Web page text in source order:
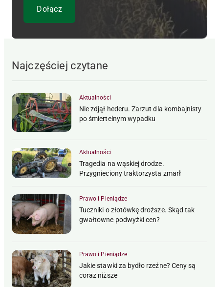
Najczęściej czytane
Aktualności
Nie zdjął hederu. Zarzut dla kombajnisty
po śmiertelnym wypadku
Aktualności
Tragedia na wąskiej drodze.
Przygnieciony traktorzysta zmarł
Prawo i Pieniądze
Tuczniki o złotówkę droższe. Skąd tak
gwałtowne podwyżki cen?
Prawo i Pieniądze
Jakie stawki za bydło rzeźne? Ceny są
coraz niższe